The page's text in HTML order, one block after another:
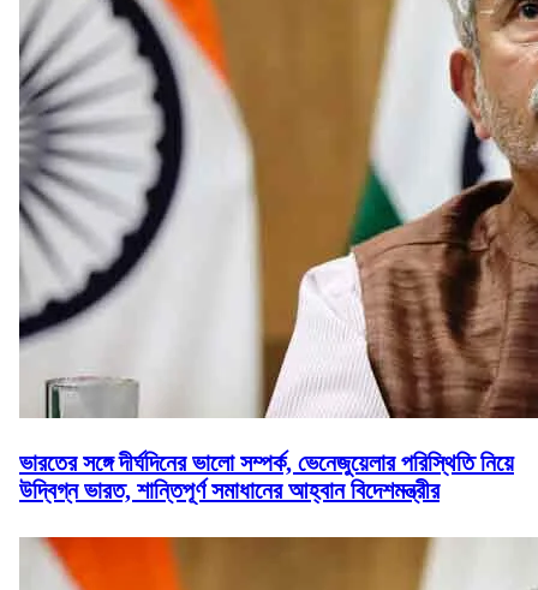
ভারতের সঙ্গে দীর্ঘদিনের ভালো সম্পর্ক, ভেনেজুয়েলার পরিস্থিতি নিয়ে
উদ্বিগ্ন ভারত, শান্তিপূর্ণ সমাধানের আহ্বান বিদেশমন্ত্রীর